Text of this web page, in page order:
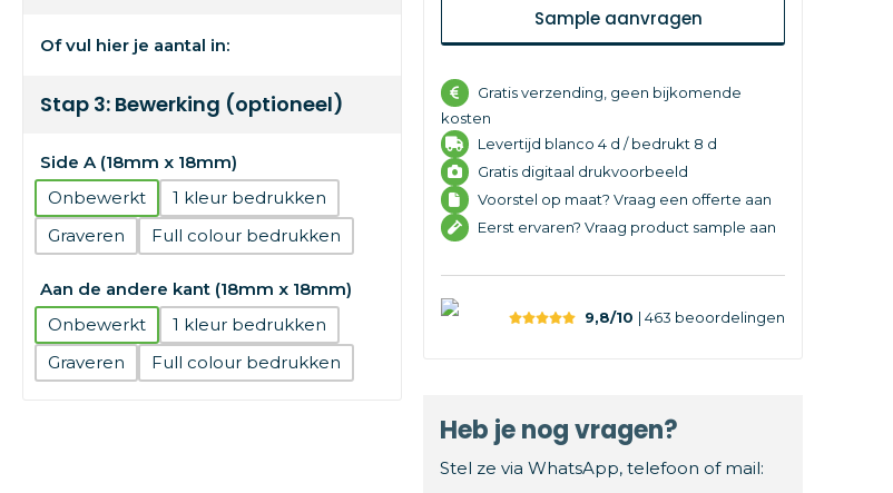
Of vul hier je aantal in:
Stap 3: Bewerking (optioneel)
Side A (18mm x 18mm)
Onbewerkt
1
Graveren
Full colour
Aan de andere kant (18mm x 18mm)
Onbewerkt
1
Graveren
Full colour
Sample aanvragen
Gratis verzending, geen bijkomende
kosten
Levertijd blanco 4 d / bedrukt 8 d
Gratis digitaal drukvoorbeeld
Voorstel op maat? Vraag een offerte aan
Eerst ervaren? Vraag product sample aan
9,8/10 | 463 beoordelingen
Heb je nog vragen?
Stel ze via WhatsApp, telefoon of mail: